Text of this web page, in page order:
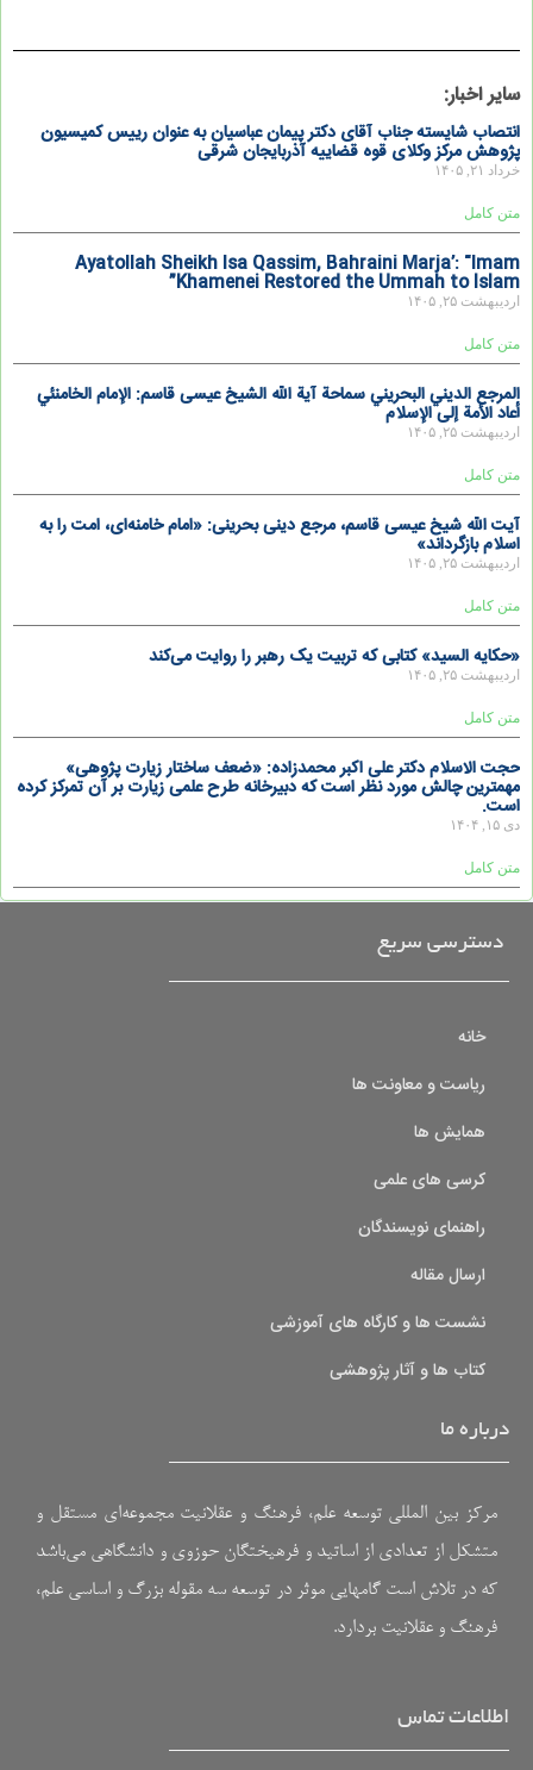
سایر اخبار:
انتصاب شایسته جناب آقای دکتر پیمان عباسیان به عنوان رییس کمیسیون
پژوهش مرکز وکلای قوه قضاییه آذربایجان شرقی
خرداد ۲۱, ۱۴۰۵
متن کامل
Ayatollah Sheikh Isa Qassim, Bahraini Marja’: “Imam
Khamenei Restored the Ummah to Islam”
اردیبهشت ۲۵, ۱۴۰۵
متن کامل
المرجع الديني البحريني سماحة آية الله الشيخ عيسى قاسم: الإمام الخامنئي
أعاد الأمة إلى الإسلام
اردیبهشت ۲۵, ۱۴۰۵
متن کامل
آیت الله شیخ عیسی قاسم، مرجع دینی بحرینی: «امام خامنه‌ای، امت را به
اسلام بازگرداند»
اردیبهشت ۲۵, ۱۴۰۵
متن کامل
«حکایه السید» کتابی که تربیت یک رهبر را روایت می‌کند
اردیبهشت ۲۵, ۱۴۰۵
متن کامل
حجت الاسلام دکتر علی اکبر محمدزاده: «ضعف ساختار زیارت پژوهی»
مهمترین چالش مورد نظر است که دبیرخانه طرح علمی زیارت بر آن تمرکز کرده
است.
دی ۱۵, ۱۴۰۴
متن کامل
دسترسی سریع
خانه
ریاست و معاونت ها
همایش ها
کرسی های علمی
راهنمای نویسندگان
ارسال مقاله
نشست ها و کارگاه های آموزشی
کتاب ها و آثار پژوهشی
درباره ما
مرکز بین المللی توسعه علم، فرهنگ و عقلانیت مجموعه‌ای مستقل و
متشکل از تعدادی از اساتید و فرهیختگان حوزوی و دانشگاهی می‌باشد
که در تلاش است گامهایی موثر در توسعه سه مقوله بزرگ و اساسی علم،
فرهنگ و عقلانیت بردارد.
اطلاعات تماس